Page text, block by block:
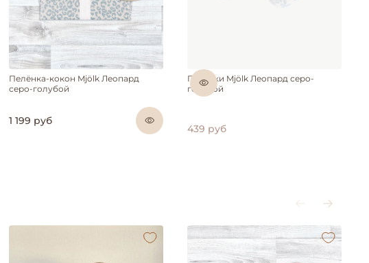
Пелёнка-кокон Mjölk Леопард
серо-голубой
1 199 руб
Пинетки Mjölk Леопард серо-
голубой
439 руб